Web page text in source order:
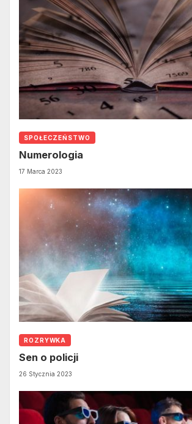
SPOŁECZEŃSTWO
Numerologia
17 Marca 2023
ROZRYWKA
Sen o policji
26 Stycznia 2023